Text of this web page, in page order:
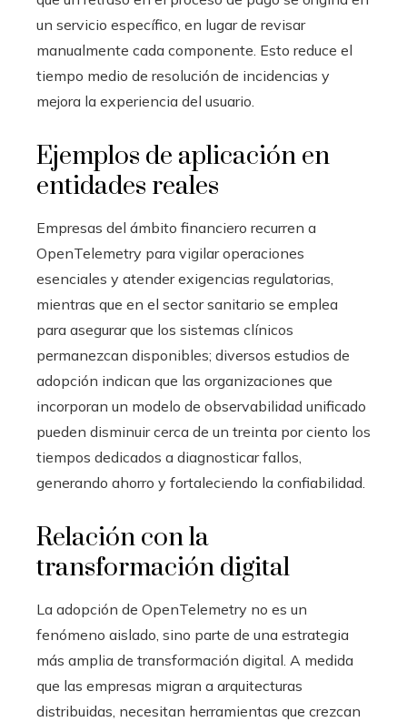
un servicio específico, en lugar de revisar
manualmente cada componente. Esto reduce el
tiempo medio de resolución de incidencias y
mejora la experiencia del usuario.
Ejemplos de aplicación en
entidades reales
Empresas del ámbito financiero recurren a
OpenTelemetry para vigilar operaciones
esenciales y atender exigencias regulatorias,
mientras que en el sector sanitario se emplea
para asegurar que los sistemas clínicos
permanezcan disponibles; diversos estudios de
adopción indican que las organizaciones que
incorporan un modelo de observabilidad unificado
pueden disminuir cerca de un treinta por ciento los
tiempos dedicados a diagnosticar fallos,
generando ahorro y fortaleciendo la confiabilidad.
Relación con la
transformación digital
La adopción de OpenTelemetry no es un
fenómeno aislado, sino parte de una estrategia
más amplia de transformación digital. A medida
que las empresas migran a arquitecturas
distribuidas, necesitan herramientas que crezcan